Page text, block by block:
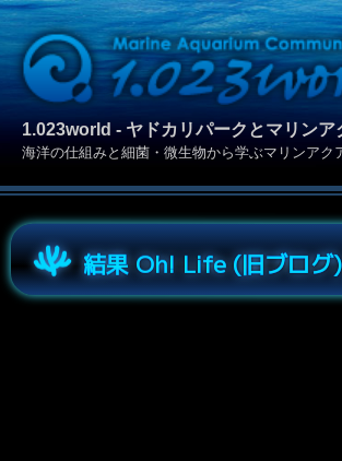
1.023world - ヤドカリパークとマリンア
海洋の仕組みと細菌・微生物から学ぶマリンアク
結果 Oh! Life (旧ブログ)